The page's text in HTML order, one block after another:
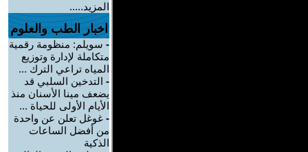
المزيد.....
اخبار الطب والعلوم
- سويلم: منظومة رقمية
متكاملة لإدارة وتوزيع
المياه تراعي الترك ...
- التدخين السلبي قد
يضعف مينا الأسنان منذ
الأيام الأولى للحياة ...
- غوغل تعلن عن واحدة
من أفضل الساعات
الذكية